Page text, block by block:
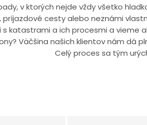
v ktorých nejde vždy všetko
cesty alebo neznámi
katastrami a ich procesmi a vieme
Väčšina našich klientov nám dá
Celý proces sa tým